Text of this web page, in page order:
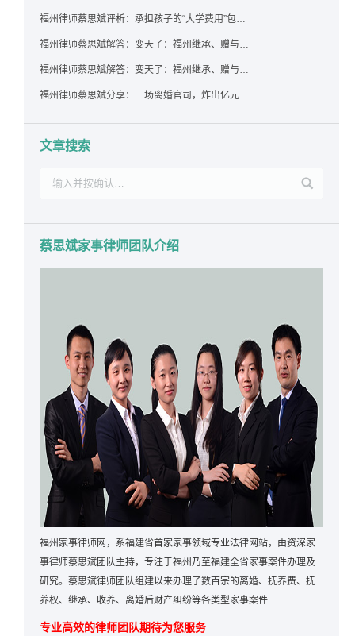
福州律师蔡思斌评析：承担孩子的“大学费用”包括高额留学费用吗？
福州律师蔡思斌解答：变天了：福州继承、赠与房产转让要收20%个税？福州国税官方回复来了！
福州律师蔡思斌解答：变天了：福州继承、赠与房产转让要收20%个税？福州国税官方回答来了！
福州律师蔡思斌分享：一场离婚官司，炸出亿元“糊涂账”：本想分割家产，结果“自爆”了家底
文章搜索
蔡思斌家事律师团队介绍
福州家事律师网，系福建省首家家事领域专业法律网站，由资深家
事律师蔡思斌团队主持，专注于福州乃至福建全省家事案件办理及
研究。蔡思斌律师团队组建以来办理了数百宗的离婚、抚养费、抚
养权、继承、收养、离婚后财产纠纷等各类型家事案件...
专业高效的律师团队期待为您服务